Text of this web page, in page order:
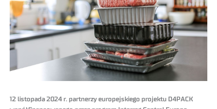
12 listopada 2024 r. partnerzy europejskiego projektu D4PACK